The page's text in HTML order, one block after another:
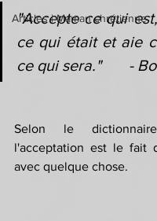
Articles | Maman chrétienne
"Accepte ce qui
ce qui était et aie
ce qui sera."       -
Selon le dictionnaire
l'acceptation est le fait
avec quelque chose.